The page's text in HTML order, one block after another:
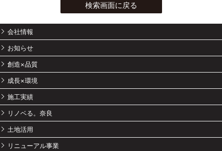
検索画面に戻る
会社情報
お知らせ
創造×品質
成長×環境
施工実績
リノベる。奈良
土地活用
リニューアル事業